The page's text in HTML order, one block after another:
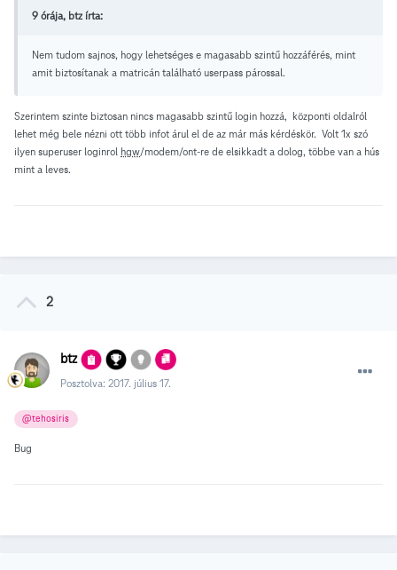
9 órája, btz írta:
Nem tudom sajnos, hogy lehetséges e magasabb szintű hozzáférés, mint
amit biztosítanak a matricán található userpass párossal.
Szerintem szinte biztosan nincs magasabb szintű login hozzá, központi oldalról
lehet még bele nézni ott több infot árul el de az már más kérdéskör. Volt 1x szó
ilyen superuser loginrol hgw/modem/ont-re de elsikkadt a dolog, többe van a hús
mint a leves.
2
btz
Posztolva: 2017. július 17.
@tehosiris
Bug